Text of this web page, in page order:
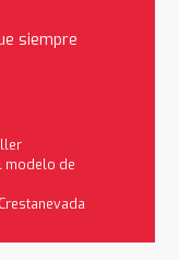
siempre
modelo de